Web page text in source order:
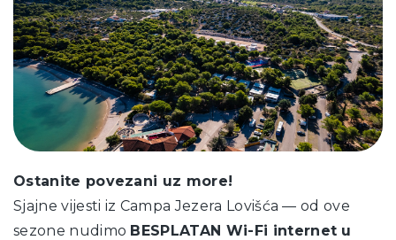
Ostanite povezani uz more!
Sjajne vijesti iz Campa Jezera Lovišća — od ove
sezone nudimo BESPLATAN Wi-Fi internet u